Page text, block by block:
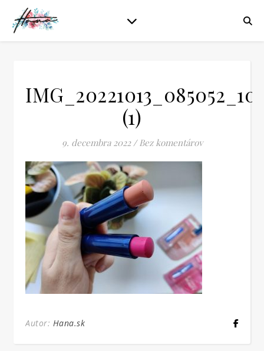
(1)
9. decembra 2022 / Bez komentárov
Autor: Hana.sk